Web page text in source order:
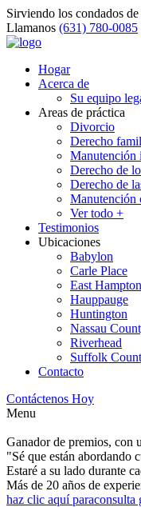
Sirviendo los condados
Llamanos (631) 780-0085
Hogar
Acerca de
Su equipo
Areas de práctica
Divorcio
Derecho
Manutención
Derecho de
Derecho de
Manutención
Ver todo +
Testimonios
Ubicaciones
Babylon
Carle Place
East Hampton
Hauppauge
Huntington
Nassau
Riverhead
Suffolk
Contacto
Contáctenos Hoy
Menu
Ganador de premios, con
"Sé que están abordando
Estaré a su lado durante
Más de 20 años de
haz clic aquí paraconsulta